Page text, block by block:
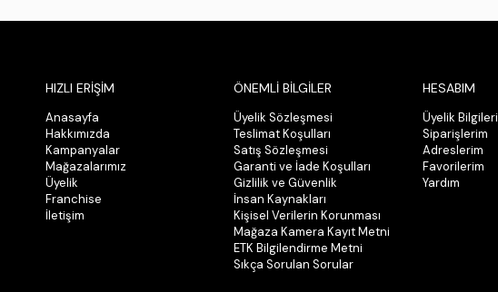
HIZLI ERİŞİM
Anasayfa
Hakkımızda
Kampanyalar
Mağazalarımız
Üyelik
Franchise
İletişim
ÖNEMLİ BİLGİLER
Üyelik Sözleşmesi
Teslimat Koşulları
Satış Sözleşmesi
Garanti ve İade Koşulları
Gizlilik ve Güvenlik
İnsan Kaynakları
Kişisel Verilerin Korunması
Mağaza Kamera Kayıt Metni
ETK Bilgilendirme Metni
Sıkça Sorulan Sorular
HESABIM
Üyelik Bilgileri
Siparişlerim
Adreslerim
Favorilerim
Yardım